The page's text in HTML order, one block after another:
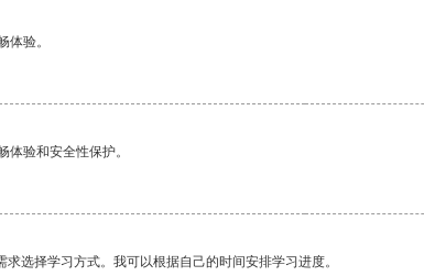
体验。
验和安全性保护。
选择学习方式。我可以根据自己的时间安排学习进度。